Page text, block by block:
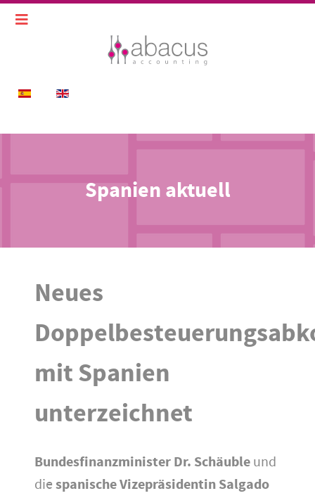
Sprache auswählen
Spanien aktuell
Neues
mit Spanien
unterzeichnet
Bundesfinanzminister Dr. Schäuble und
die spanische Vizepräsidentin Salgado